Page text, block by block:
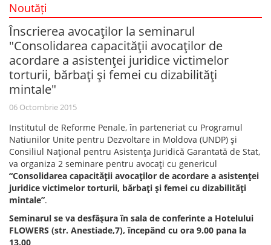
Noutăți
Înscrierea avocaţilor la seminarul
"Consolidarea capacităţii avocaţilor de
acordare a asistenţei juridice victimelor
torturii, bărbaţi şi femei cu dizabilităţi
mintale"
06 Octombrie 2015
Institutul de Reforme Penale, în parteneriat cu Programul
Natiunilor Unite pentru Dezvoltare in Moldova (UNDP) şi
Consiliul Naţional pentru Asistenţa Juridică Garantată de Stat,
va organiza 2 seminare pentru avocaţi cu genericul
“Consolidarea capacităţii avocaţilor de acordare a asistenţei
juridice victimelor torturii, bărbaţi şi femei cu dizabilităţi
mintale”.
Seminarul se va desfăşura în sala de conferinte a Hotelului
FLOWERS (str. Anestiade,7), începând cu ora 9.00 pana la
13.00